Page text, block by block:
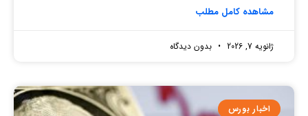
مشاهده کامل مطلب
ژانویه 7, 2026 بدون دیدگاه
اخبار بورس